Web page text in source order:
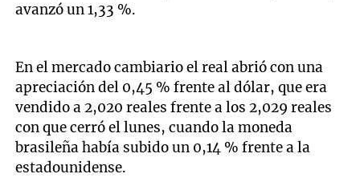
avanzó un 1,33 %.
En el mercado cambiario el real abrió con una
apreciación del 0,45 % frente al dólar, que era
vendido a 2,020 reales frente a los 2,029 reales
con que cerró el lunes, cuando la moneda
brasileña había subido un 0,14 % frente a la
estadounidense.